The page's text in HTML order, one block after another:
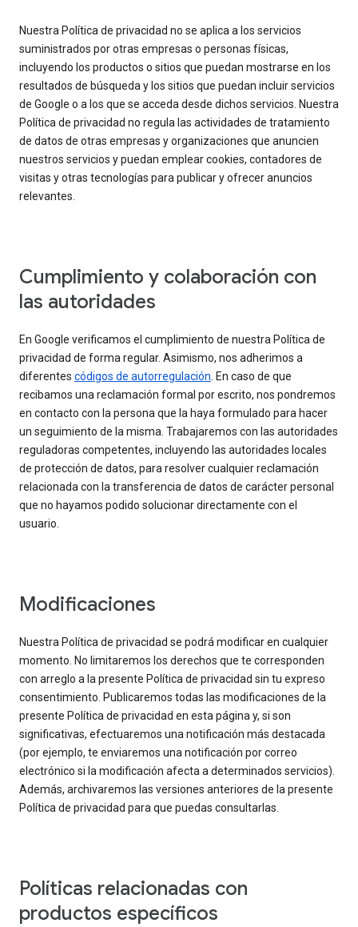
Nuestra Política de privacidad no se aplica a los servicios
suministrados por otras empresas o personas físicas,
incluyendo los productos o sitios que puedan mostrarse en los
resultados de búsqueda y los sitios que puedan incluir servicios
de Google o a los que se acceda desde dichos servicios. Nuestra
Política de privacidad no regula las actividades de tratamiento
de datos de otras empresas y organizaciones que anuncien
nuestros servicios y puedan emplear cookies, contadores de
visitas y otras tecnologías para publicar y ofrecer anuncios
relevantes.
Cumplimiento y colaboración con
las autoridades
En Google verificamos el cumplimiento de nuestra Política de
privacidad de forma regular. Asimismo, nos adherimos a
diferentes códigos de autorregulación. En caso de que
recibamos una reclamación formal por escrito, nos pondremos
en contacto con la persona que la haya formulado para hacer
un seguimiento de la misma. Trabajaremos con las autoridades
reguladoras competentes, incluyendo las autoridades locales
de protección de datos, para resolver cualquier reclamación
relacionada con la transferencia de datos de carácter personal
que no hayamos podido solucionar directamente con el
usuario.
Modificaciones
Nuestra Política de privacidad se podrá modificar en cualquier
momento. No limitaremos los derechos que te corresponden
con arreglo a la presente Política de privacidad sin tu expreso
consentimiento. Publicaremos todas las modificaciones de la
presente Política de privacidad en esta página y, si son
significativas, efectuaremos una notificación más destacada
(por ejemplo, te enviaremos una notificación por correo
electrónico si la modificación afecta a determinados servicios).
Además, archivaremos las versiones anteriores de la presente
Política de privacidad para que puedas consultarlas.
Políticas relacionadas con
productos específicos